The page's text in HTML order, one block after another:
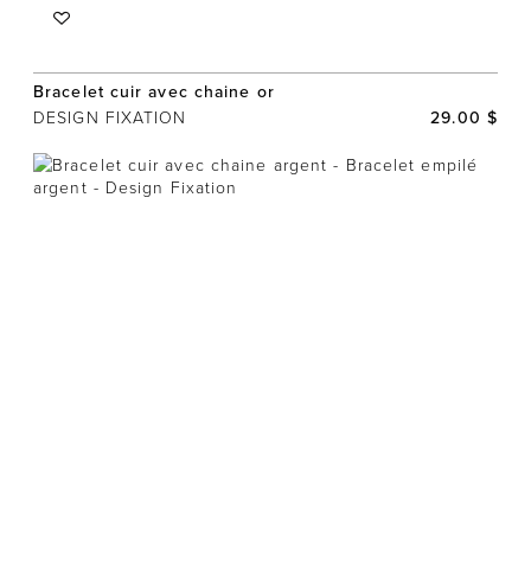
Bracelet cuir avec chaine or
DESIGN FIXATION 29.00 $